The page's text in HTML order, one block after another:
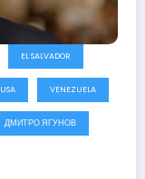
EL SALVADOR
USA VENEZUELA
ДМИТРО ЯГУНОВ